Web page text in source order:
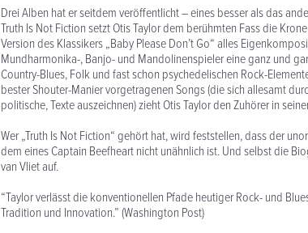
Drei Alben hat er seitdem veröffentlicht – eines besser als das
Truth Is Not Fiction setzt Otis Taylor dem berühmten Fass die
Version des Klassikers „Baby Please Don’t Go“ alles
Mundharmonika-, Banjo- und Mandolinenspieler eine ganz und
Country-Blues, Folk und fast schon psychedelischen Rock-
bester Shouter-Manier vorgetragenen Songs (die sich allesamt
politische, Texte auszeichnen) zieht Otis Taylor den Zuhörer in
Wer „Truth Is Not Fiction“ gehört hat, wird feststellen, dass der
dem eines Captain Beefheart nicht unähnlich ist. Und selbst die
van Vliet auf.
“Taylor verlässt die konventionellen Pfade heutiger Rock- und
Tradition und Innovation.” (Washington Post)